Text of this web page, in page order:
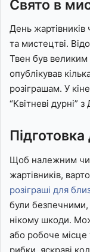
Свято в
День жартівників
та мистецтві.
Твен був великим
опублікував
розіграшам. У
“Квітневі дурні”
Щоб належним
жартівників,
розіграші для
були
нікому шкоди.
або робоче
рибки, яскраві